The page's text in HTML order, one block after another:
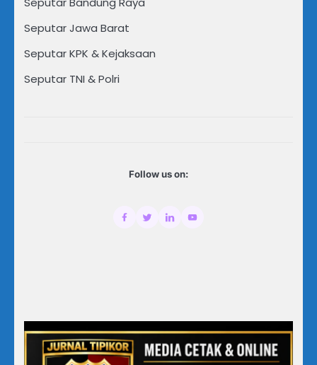
Seputar Jawa Barat
Seputar KPK & Kejaksaan
Seputar TNI & Polri
Follow us on: